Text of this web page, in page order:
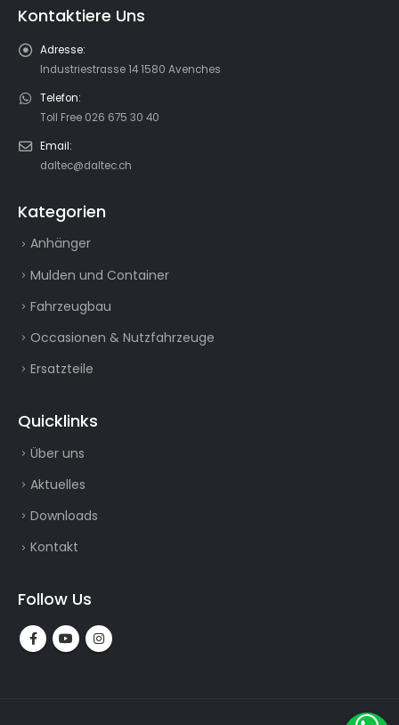
Kontaktiere Uns
Adresse:
Industriestrasse 14 1580 Avenches
Telefon:
Toll Free 026 675 30 40
Email:
daltec@daltec.ch
Kategorien
Anhänger
Mulden und Container
Fahrzeugbau
Occasionen & Nutzfahrzeuge
Ersatzteile
Quicklinks
Über uns
Aktuelles
Downloads
Kontakt
Follow Us